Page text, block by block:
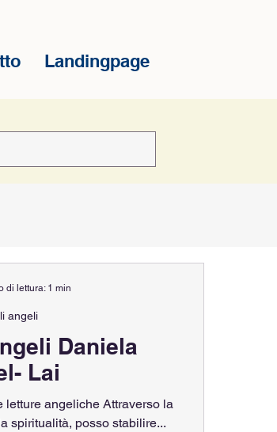
Landingpage
Daniela
Lai
angeliche Attraverso la
mia innata medianità e il dono della spiritualità, posso stabilire...
angeli
di lettura: 1 min